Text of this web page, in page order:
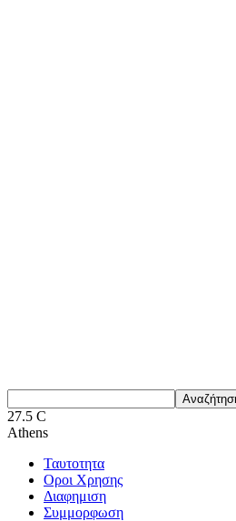
27.5 C
Athens
Ταυτοτητα
Οροι Χρησης
Διαφημιση
Συμμορφωση